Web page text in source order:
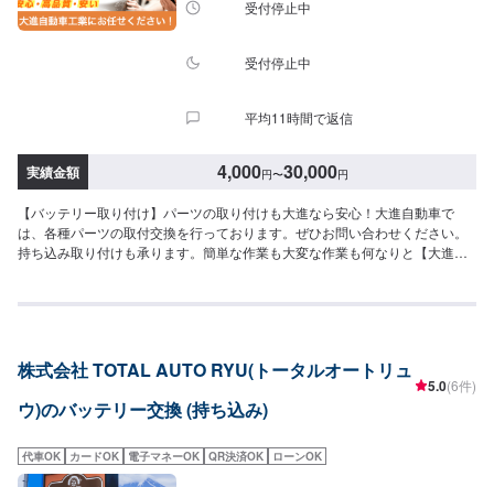
受付停止中
受付停止中
平均11時間で返信
実績金額 4,000円〜30,000円
【バッテリー取り付け】パーツの取り付けも大進なら安心！大進自動車で
は、各種パーツの取付交換を行っております。ぜひお問い合わせください。
持ち込み取り付けも承ります。簡単な作業も大変な作業も何なりと【大進自
開始【4】仕上がり次第納車【大進自動車の安心：代車無料】お車をお預かり
燃料代はご負担いただきます。【納車時期について】即日※状態などにより納
車時期が異なります。※ご希望の納車時期などがございましたら、お気軽にお
問い合わせください。【注意】※写真は見本です。※車種やグレードなどによ
間】定休日：火曜日営業時間：9:00~19:00
株式会社 TOTAL AUTO RYU(トータルオートリュ
ウ)のバッテリー交換 (持ち込み)
5.0(6件)
代車OK カードOK 電子マネーOK QR決済OK ローンOK